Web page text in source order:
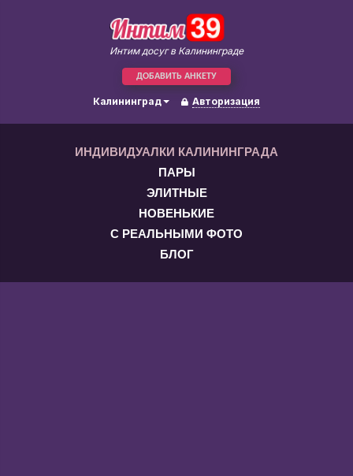
Интим досуг в Калининграде
ДОБАВИТЬ АНКЕТУ
Калининград Авторизация
ИНДИВИДУАЛКИ КАЛИНИНГРАДА
ПАРЫ
ЭЛИТНЫЕ
НОВЕНЬКИЕ
С РЕАЛЬНЫМИ ФОТО
БЛОГ